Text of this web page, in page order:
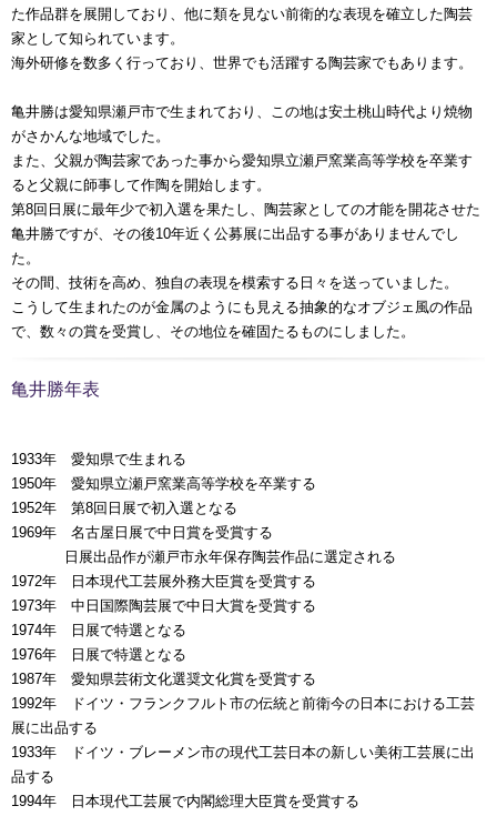
た作品群を展開しており、他に類を見ない前衛的な表現を確立した陶芸
家として知られています。
海外研修を数多く行っており、世界でも活躍する陶芸家でもあります。
亀井勝は愛知県瀬戸市で生まれており、この地は安土桃山時代より焼物
がさかんな地域でした。
また、父親が陶芸家であった事から愛知県立瀬戸窯業高等学校を卒業す
ると父親に師事して作陶を開始します。
第8回日展に最年少で初入選を果たし、陶芸家としての才能を開花させた
亀井勝ですが、その後10年近く公募展に出品する事がありませんでし
た。
その間、技術を高め、独自の表現を模索する日々を送っていました。
こうして生まれたのが金属のようにも見える抽象的なオブジェ風の作品
で、数々の賞を受賞し、その地位を確固たるものにしました。
亀井勝年表
1933年 愛知県で生まれる
1950年 愛知県立瀬戸窯業高等学校を卒業する
1952年 第8回日展で初入選となる
1969年 名古屋日展で中日賞を受賞する
日展出品作が瀬戸市永年保存陶芸作品に選定される
1972年 日本現代工芸展外務大臣賞を受賞する
1973年 中日国際陶芸展で中日大賞を受賞する
1974年 日展で特選となる
1976年 日展で特選となる
1987年 愛知県芸術文化選奨文化賞を受賞する
1992年 ドイツ・フランクフルト市の伝統と前衛今の日本における工芸
展に出品する
1933年 ドイツ・ブレーメン市の現代工芸日本の新しい美術工芸展に出
品する
1994年 日本現代工芸展で内閣総理大臣賞を受賞する